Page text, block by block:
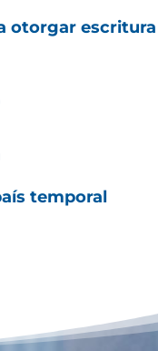
otorgar escritura
temporal